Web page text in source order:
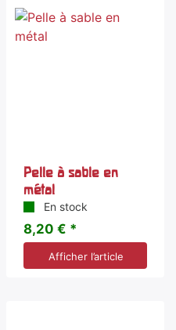
Pelle à sable en
métal
En stock
8,20 € *
Afficher l’article